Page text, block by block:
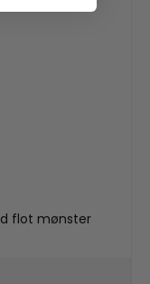
flot mønster